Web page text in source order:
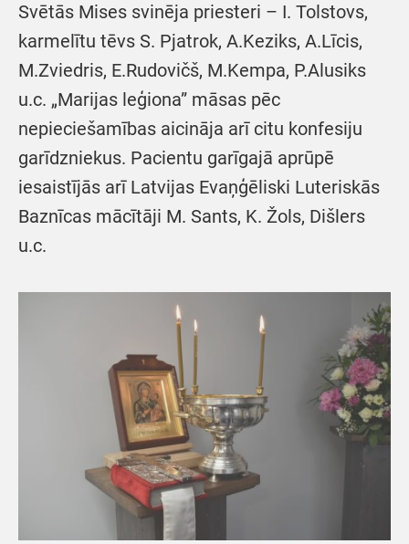
Svētās Mises svinēja priesteri – I. Tolstovs,
karmelītu tēvs S. Pjatrok, A.Keziks, A.Līcis,
M.Zviedris, E.Rudovičš, M.Kempa, P.Alusiks
u.c. „Marijas leģiona” māsas pēc
nepieciešamības aicināja arī citu konfesiju
garīdzniekus. Pacientu garīgajā aprūpē
iesaistījās arī Latvijas Evaņģēliski Luteriskās
Baznīcas mācītāji M. Sants, K. Žols, Dišlers
u.c.